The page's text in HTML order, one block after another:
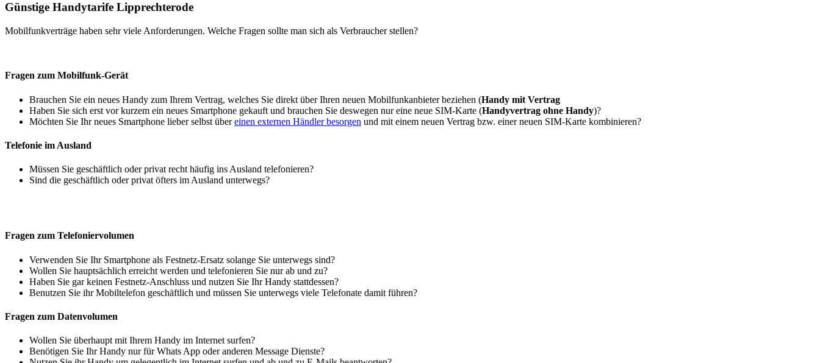
Günstige Handytarife Lipprechterode
Mobilfunkverträge haben sehr viele Anforderungen. Welche Fragen sollte man sich als Verbraucher stellen?
Fragen zum Mobilfunk-Gerät
Brauchen Sie ein neues Handy zum Ihrem Vertrag, welches Sie direkt über Ihren neuen Mobilfunkanbieter beziehen (Handy mit Vertrag
Haben Sie sich erst vor kurzem ein neues Smartphone gekauft und brauchen Sie deswegen nur eine neue SIM-Karte (Handyvertrag ohne Handy)?
Möchten Sie Ihr neues Smartphone lieber selbst übereinen externen Händler besorgen und mit einem neuen Vertrag bzw. einer neuen SIM-Karte kombinieren?
Telefonie im Ausland
Müssen Sie geschäftlich oder privat recht häufig ins Ausland telefonieren?
Sind die geschäftlich oder privat öfters im Ausland unterwegs?
Fragen zum Telefoniervolumen
Verwenden Sie Ihr Smartphone als Festnetz-Ersatz solange Sie unterwegs sind?
Wollen Sie hauptsächlich erreicht werden und telefonieren Sie nur ab und zu?
Haben Sie gar keinen Festnetz-Anschluss und nutzen Sie Ihr Handy stattdessen?
Benutzen Sie ihr Mobiltelefon geschäftlich und müssen Sie unterwegs viele Telefonate damit führen?
Fragen zum Datenvolumen
Wollen Sie überhaupt mit Ihrem Handy im Internet surfen?
Benötigen Sie Ihr Handy nur für Whats App oder anderen Message Dienste?